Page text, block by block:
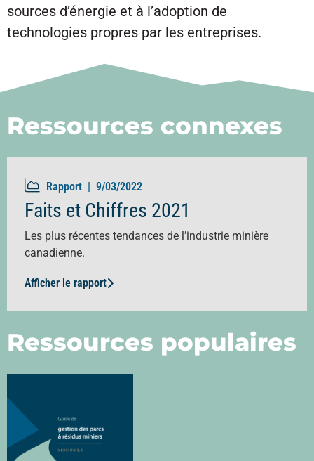
sources d’énergie et à l’adoption de
technologies propres par les entreprises.
Ressources connexes
Rapport | 9/03/2022
Faits et Chiffres 2021
Les plus récentes tendances de l’industrie minière
canadienne.
Afficher le rapport
Ressources populaires